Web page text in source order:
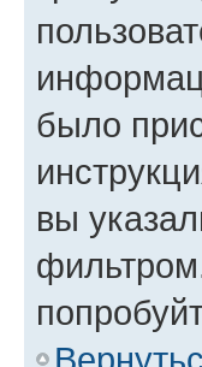
было
вы